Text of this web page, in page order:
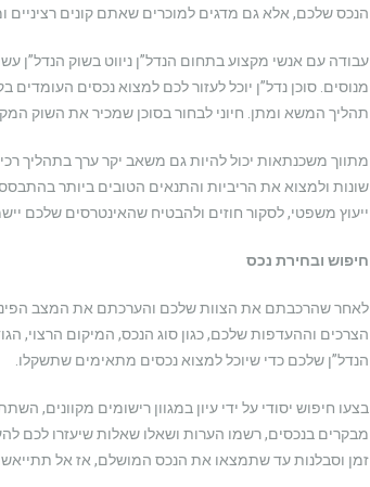
הנכס שלכם, אלא גם מדגים למוכרים שאתם קונים רציניים
עבודה עם אנשי מקצוע בתחום הנדל”ן ניווט בשוק הנדל”ן
מנוסים. סוכן נדל”ן יוכל לעזור לכם למצוא נכסים
תהליך המשא ומתן. חיוני לבחור בסוכן שמכיר את השוק
מתווך משכנתאות יכול להיות גם משאב יקר ערך בתהליך
שונות ולמצוא את הריביות והתנאים הטובים ביותר
ייעוץ משפטי, לסקור חוזים ולהבטיח שהאינטרסים שלכם
חיפוש ובחירת נכס
לאחר שהרכבתם את הצוות שלכם והערכתם את המצב
הצרכים וההעדפות שלכם, כגון סוג הנכס, המיקום הרצוי,
הנדל”ן שלכם כדי שיוכל למצוא נכסים מתאימים שתשקלו.
בצעו חיפוש יסודי על ידי עיון במגוון רישומים מקוונים,
מבקרים בנכסים, רשמו הערות ושאלו שאלות שיעזרו לכם
זמן וסבלנות עד שתמצאו את הנכס המושלם, אז אל